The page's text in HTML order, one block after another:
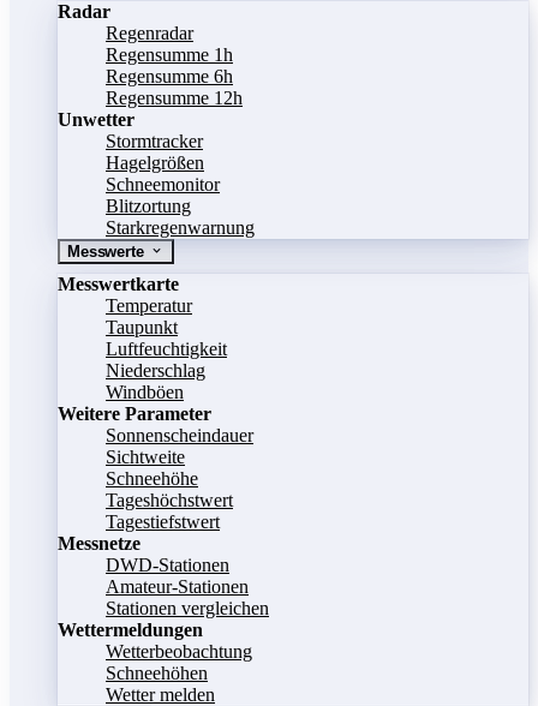
Radar
Regenradar
Regensumme 1h
Regensumme 6h
Regensumme 12h
Unwetter
Stormtracker
Hagelgrößen
Schneemonitor
Blitzortung
Starkregenwarnung
Messwerte
Messwertkarte
Temperatur
Taupunkt
Luftfeuchtigkeit
Niederschlag
Windböen
Weitere Parameter
Sonnenscheindauer
Sichtweite
Schneehöhe
Tageshöchstwert
Tagestiefstwert
Messnetze
DWD-Stationen
Amateur-Stationen
Stationen vergleichen
Wettermeldungen
Wetterbeobachtung
Schneehöhen
Wetter melden